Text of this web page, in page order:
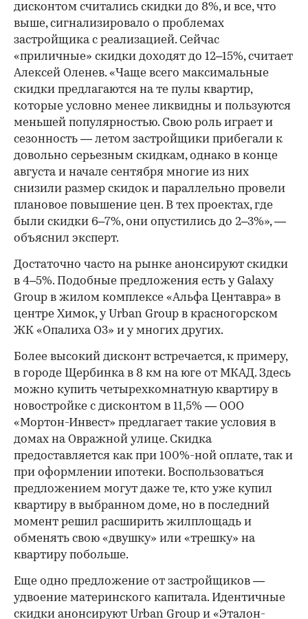
дисконтом считались скидки до 8%, и все, что
выше, сигнализировало о проблемах
застройщика с реализацией. Сейчас
«приличные» скидки доходят до 12–15%, считает
Алексей Оленев. «Чаще всего максимальные
скидки предлагаются на те пулы квартир,
которые условно менее ликвидны и пользуются
меньшей популярностью. Свою роль играет и
сезонность — летом застройщики прибегали к
довольно серьезным скидкам, однако в конце
августа и начале сентября многие из них
снизили размер скидок и параллельно провели
плановое повышение цен. В тех проектах, где
были скидки 6–7%, они опустились до 2–3%», —
объяснил эксперт.
Достаточно часто на рынке анонсируют скидки
в 4–5%. Подобные предложения есть у Galaxy
Group в жилом комплексе «Альфа Центавра» в
центре Химок, у Urban Group в красногорском
ЖК «Опалиха О3» и у многих других.
Более высокий дисконт встречается, к примеру,
в городе Щербинка в 8 км на юге от МКАД. Здесь
можно купить четырехкомнатную квартиру в
новостройке с дисконтом в 11,5% — ООО
«Мортон-Инвест» предлагает такие условия в
домах на Овражной улице. Скидка
предоставляется как при 100%-ной оплате, так и
при оформлении ипотеки. Воспользоваться
предложением могут даже те, кто уже купил
квартиру в выбранном доме, но в последний
момент решил расширить жилплощадь и
обменять свою «двушку» или «трешку» на
квартиру побольше.
Еще одно предложение от застройщиков —
удвоение материнского капитала. Идентичные
скидки анонсируют Urban Group и «Эталон-